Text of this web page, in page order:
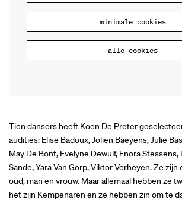
minimale cookies
alle cookies
Tien dansers heeft Koen De Preter
audities: Elise Badoux, Jolien Baeyens, Julie
May De Bont, Evelyne Dewulf, Enora Stessens,
Sande, Yara Van Gorp, Viktor Verheyen. Ze zijn
oud, man en vrouw. Maar allemaal hebben ze
het zijn Kempenaren en ze hebben zin om te